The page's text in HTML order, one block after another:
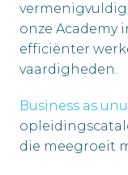
onze Academy
efficiënter
vaardigheden.
Business as